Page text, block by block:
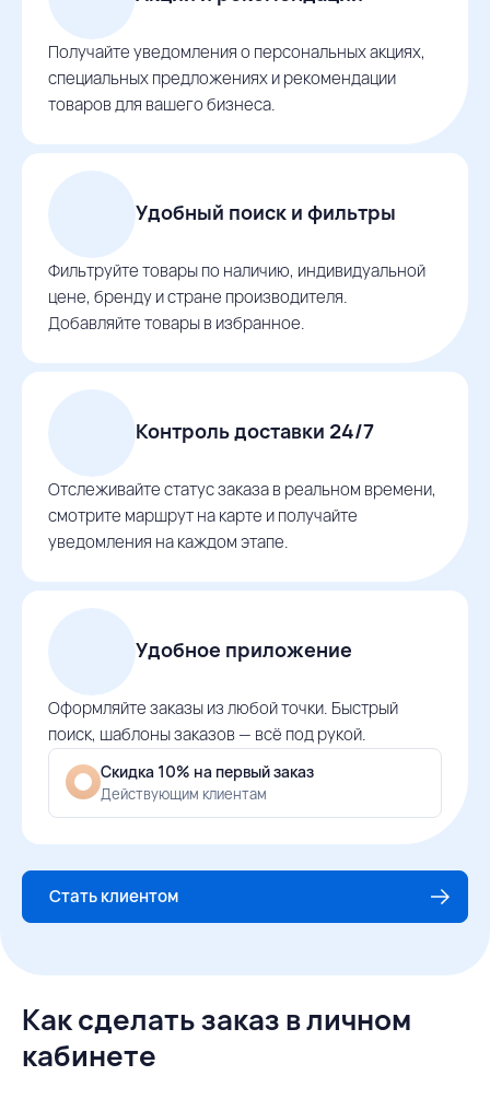
Получайте уведомления о персональных акциях,
специальных предложениях и рекомендации
товаров для вашего бизнеса.
Удобный поиск и фильтры
Фильтруйте товары по наличию, индивидуальной
цене, бренду и стране производителя.
Добавляйте товары в избранное.
Контроль доставки 24/7
Отслеживайте статус заказа в реальном времени,
смотрите маршрут на карте и получайте
уведомления на каждом этапе.
Удобное приложение
Оформляйте заказы из любой точки. Быстрый
поиск, шаблоны заказов — всё под рукой.
Скидка 10% на первый заказ
Действующим клиентам
Стать клиентом
Как сделать заказ в личном
кабинете